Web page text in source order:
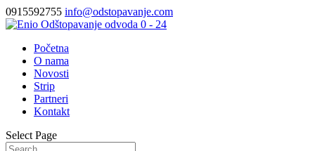
0915592755 info@odstopavanje.com
Početna
O nama
Novosti
Strip
Partneri
Kontakt
Select Page